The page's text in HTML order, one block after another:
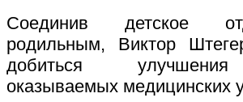
Соединив детское
родильным, Виктор
добиться
оказываемых медицинских